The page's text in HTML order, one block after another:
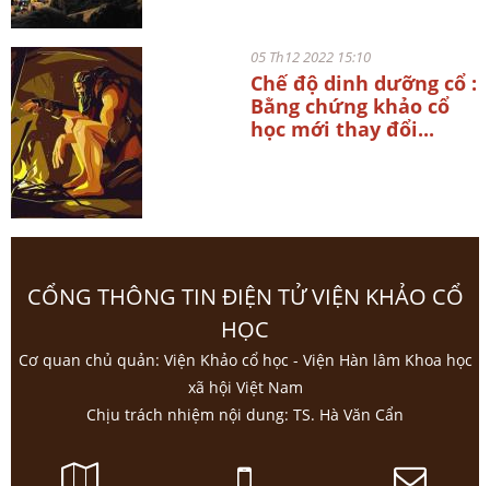
05 Th12 2022 15:10
Chế độ dinh dưỡng cổ :
Bằng chứng khảo cổ
học mới thay đổi...
CỔNG THÔNG TIN ĐIỆN TỬ VIỆN KHẢO CỔ
HỌC
Cơ quan chủ quản: Viện Khảo cổ học - Viện Hàn lâm Khoa học
xã hội Việt Nam
Chịu trách nhiệm nội dung: TS. Hà Văn Cẩn